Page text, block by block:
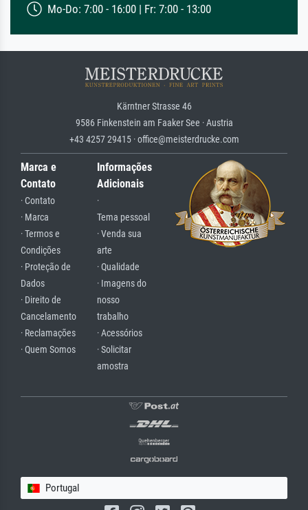
Mo-Do: 7:00 - 16:00 | Fr: 7:00 - 13:00
Kärntner Strasse 46
9586 Finkenstein am Faaker See · Austria
+43 4257 29415 · office@meisterdrucke.com
Marca e
Contato
· Contato
· Marca
· Termos e
Condições
· Proteção de
Dados
· Direito de
Cancelamento
· Reclamações
· Quem Somos
Informações
Adicionais
·
Tema pessoal
· Venda sua
arte
· Qualidade
· Imagens do
nosso
trabalho
· Acessórios
· Solicitar
amostra
Portugal